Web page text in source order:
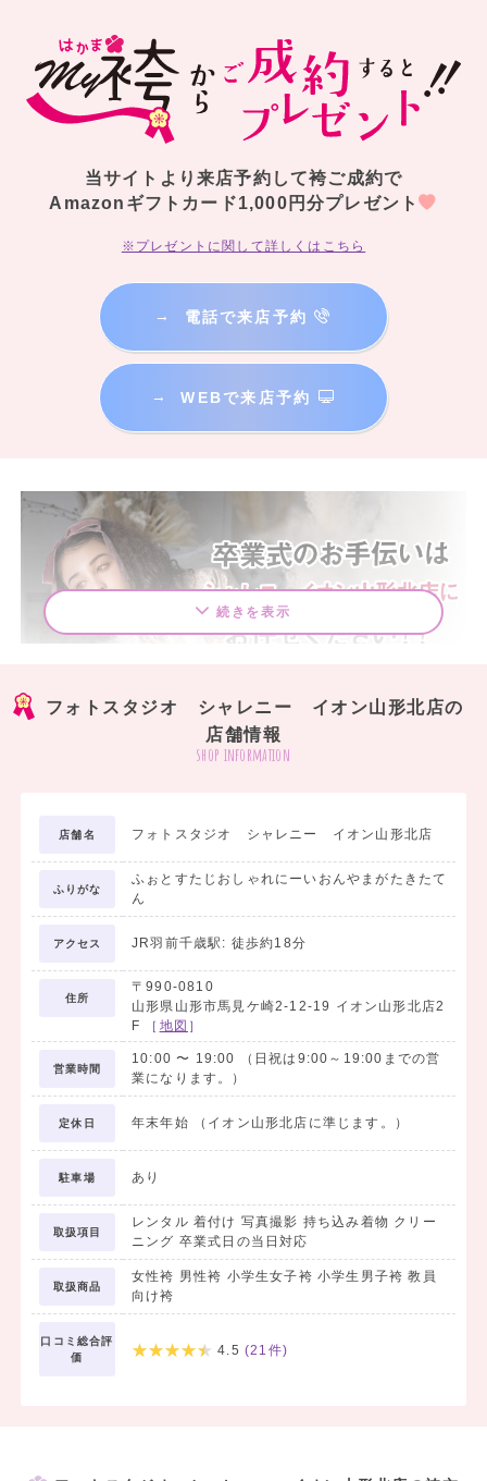
当サイトより来店予約して袴ご成約で
Amazonギフトカード1,000円分プレゼント
※プレゼントに関して詳しくはこちら
→ 電話で来店予約
→ WEBで来店予約
続きを表示
フォトスタジオ シャレニー イオン山形北店の
店舗情報
shop information
店舗名 フォトスタジオ シャレニー イオン山形北店
ふりがな
ふぉとすたじおしゃれにーいおんやまがたきたて
ん
アクセス JR羽前千歳駅: 徒歩約18分
住所
〒990-0810
山形県山形市馬見ケ崎2-12-19 イオン山形北店2
F
［ 地図 ］
営業時間
10:00 〜 19:00
（日祝は9:00～19:00までの営
業になります。）
定休日 年末年始 （イオン山形北店に準じます。）
駐車場 あり
取扱項目
レンタル 着付け 写真撮影 持ち込み着物 クリー
ニング 卒業式日の当日対応
取扱商品
女性袴 男性袴 小学生女子袴 小学生男子袴 教員
向け袴
口コミ総合評
価
4.5 (21 件)